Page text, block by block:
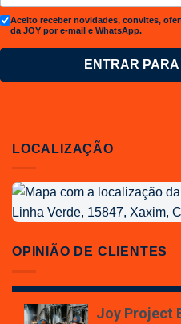
Aceito receber novidades, convites,
da JOY por e-mail e WhatsApp.
ENTRAR
LOCALIZAÇÃO
Localização
da
Project
Brewing
OPINIÃO DE CLIENTES
Joy Project